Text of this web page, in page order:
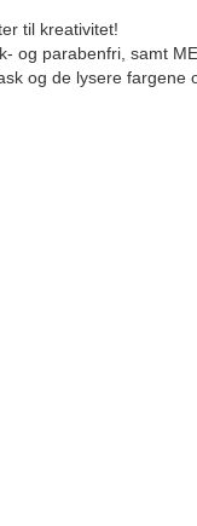
til kreativitet!
og parabenfri, samt
og de lysere